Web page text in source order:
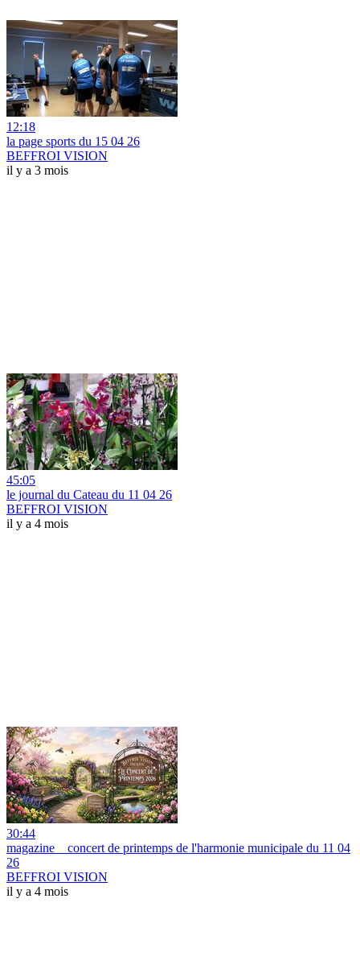
12:18
la page sports du 15 04 26
BEFFROI VISION
il y a 3 mois
45:05
le journal du Cateau du 11 04 26
BEFFROI VISION
il y a 4 mois
30:44
magazine _ concert de printemps de l'harmonie municipale du 11 04
26
BEFFROI VISION
il y a 4 mois